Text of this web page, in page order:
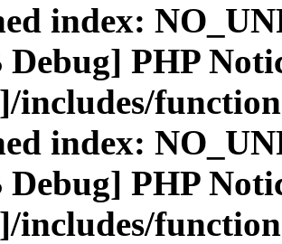
index:
PHP
includes/
index:
PHP
includes/